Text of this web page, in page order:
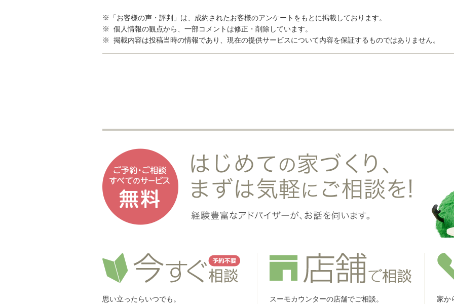
※「お客様の声・評判」は、成約されたお客様のアンケートをもとに掲載しております。
※ 個人情報の観点から、一部コメントは修正・削除しています。
※ 掲載内容は投稿当時の情報であり、現在の提供サービスについて内容を保証するものではありません。
思い立ったらいつでも。 スーモカウンターの店舗でご相談。 家か